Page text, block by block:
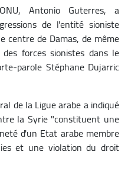
Antonio Guterres, a
de l'entité sioniste
centre de Damas, de même
forces sionistes dans le
parole Stéphane Dujarric
de la Ligue arabe a indiqué
la Syrie "constituent une
d'un Etat arabe membre
et une violation du droit